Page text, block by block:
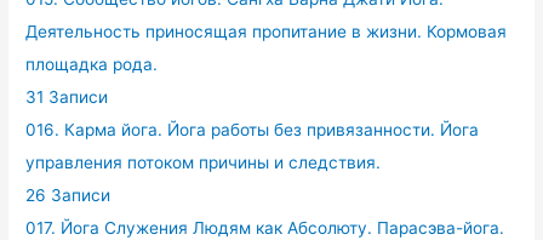
Деятельность приносящая пропитание в жизни. Кормовая
площадка рода.
31 Записи
016. Карма йога. Йога работы без привязанности. Йога
управления потоком причины и следствия.
26 Записи
017. Йога Служения Людям как Абсолюту. Парасэва-йога.